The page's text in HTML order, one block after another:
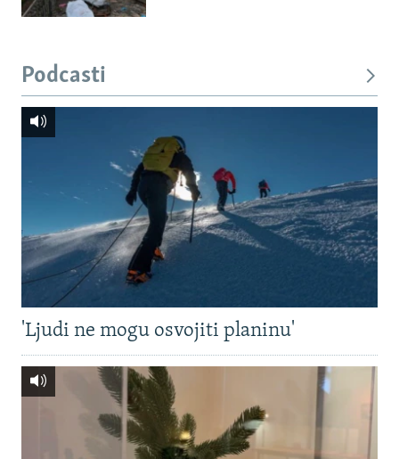
Podcasti
'Ljudi ne mogu osvojiti planinu'